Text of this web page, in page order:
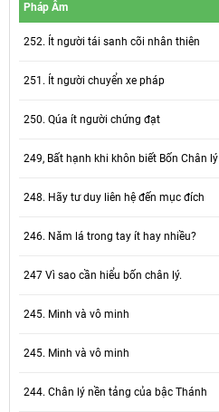
Pháp Âm
252. Ít người tái sanh cõi nhân thiên
251. Ít người chuyển xe pháp
250. Qúa ít người chứng đạt
249, Bất hạnh khi khôn biết Bốn Chân lý
248. Hãy tư duy liên hệ đến mục đích
246. Năm lá trong tay ít hay nhiều?
247 Vì sao cần hiểu bốn chân lý.
245. Minh và vô minh
245. Minh và vô minh
244. Chân lý nền tảng của bậc Thánh